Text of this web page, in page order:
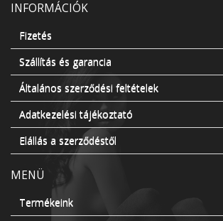
INFORMÁCIÓK
Fizetés
Szállítás és garancia
Általános szerződési feltételek
Adatkezelési tájékoztató
Elállás a szerződéstől
MENÜ
Termékeink